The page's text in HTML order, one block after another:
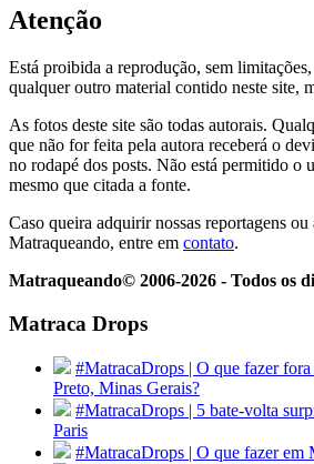
Atenção
Está proibida a reprodução, sem
qualquer outro material contido neste site,
As fotos deste site são todas autorais.
que não for feita pela autora receberá o
no rodapé dos posts. Não está permitido o
mesmo que citada a fonte.
Caso queira adquirir nossas reportagens
Matraqueando, entre em contato.
Matraqueando© 2006-2026 - Todos os
Matraca Drops
#MatracaDrops | O que fazer
Preto, Minas Gerais?
#MatracaDrops | 5 bate-volta
Paris
#MatracaDrops | O que fazer em